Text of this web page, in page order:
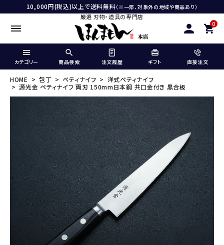
10,000円(税込)以上で送料無料（※一部、対象外の地域や商品あり）
厳選 刃物・道具の専門店
0
カテゴリー 商品検索 注文履歴 ギフト 直接注文
HOME 包丁 ペティナイフ
洋式ペティナイフ
源光金 ペティナイフ 両刃 150mm日本鋼 共口金付き 黒合板